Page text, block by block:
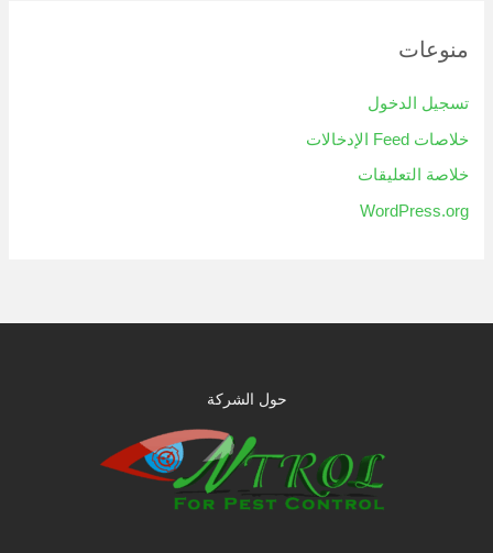
منوعات
تسجيل الدخول
خلاصات Feed الإدخالات
خلاصة التعليقات
WordPress.org
حول الشركة